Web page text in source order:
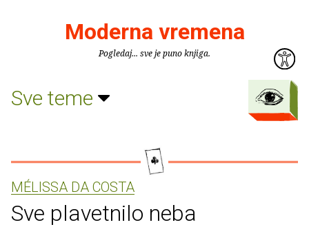
Moderna vremena
Pogledaj... sve je puno knjiga.
Sve teme
MÉLISSA DA COSTA
Sve plavetnilo neba